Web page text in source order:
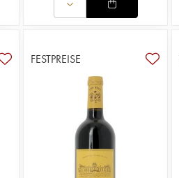
FESTPREISE